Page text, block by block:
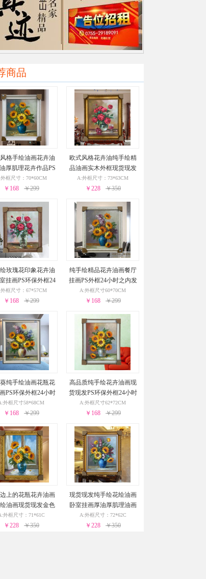
商品
格手绘油画花卉油
厚肌理花卉作品PS
外框现货现发24小时
之内发货
框尺寸：70*60CM
￥168 ￥299
欧式风格花卉油纯手绘精
品油画实木外框现货现发
葡萄花瓶与酒杯24小时之
内发货
A:外框尺寸：73*63CM
￥228 ￥350
玫瑰花印象花卉油
挂画PS环保外框24
小时之内发货
框尺寸：67*57CM
￥168 ￥299
纯手绘精品花卉油画餐厅
挂画PS外框24小时之内发
货
A:外框尺寸60*70CM
￥168 ￥299
纯手绘油画花瓶花
PS环保外框24小时
之内发货
外框尺寸58*68CM
￥168 ￥299
高品质纯手绘花卉油画现
货现发PS环保外框24小时
之内发货
A:外框尺寸62*72CM
￥168 ￥299
上的花瓶花卉油画
油画现货现发金色
外框24小时之内发货
外框尺寸：71*61C
￥228 ￥350
现货现发纯手绘花绘油画
卧室挂画厚油厚肌理油画
实木外框24小时之内发货
A:外框尺寸：72*62C
￥228 ￥350